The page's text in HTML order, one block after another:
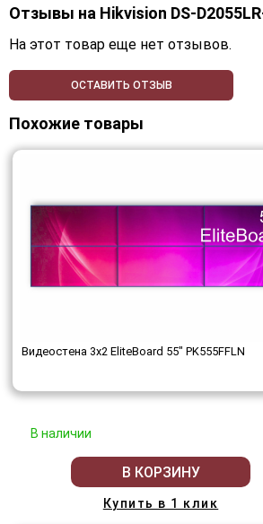
Отзывы на Hikvision DS-
На этот товар еще нет отзывов.
ОСТАВИТЬ ОТЗЫВ
Похожие товары
Видеостена 3x2 EliteBoard 55" PK555FFLN
В наличии
В КОРЗИНУ
Купить в 1 клик